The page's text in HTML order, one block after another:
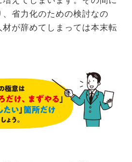
、省力化のための検討なの
が辞めてしまっては本末転